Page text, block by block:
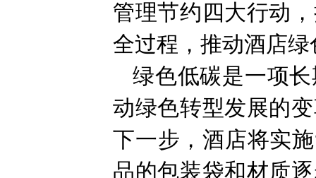
管理节约四大行动
全过程，推动酒店
绿色低碳是一项
动绿色转型发展的
下一步，酒店将实
品的包装袋和材质